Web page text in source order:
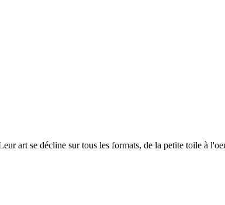
art se décline sur tous les formats, de la petite toile à